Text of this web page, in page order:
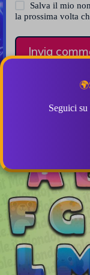
Seguici
Salva il mio
la prossima volta
Invia